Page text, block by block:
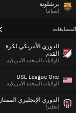
برشلونة
إسبانيا
المسابقات
الدوري الأمريكي لكرة
القدم
الولايات المتحدة الأمريكية
USL League One
الولايات المتحدة الأمريكية
الدوري الإنجليزي الممتاز
إنجلترا